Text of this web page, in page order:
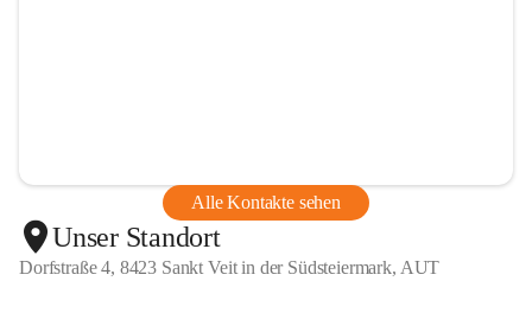
Alle Kontakte sehen
Unser Standort
Dorfstraße 4, 8423 Sankt Veit in der Südsteiermark, AUT